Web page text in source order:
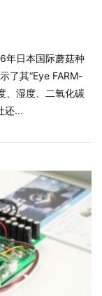
年日本国际蘑菇种
了其“Eye FARM-
、湿度、二氧化碳
还...